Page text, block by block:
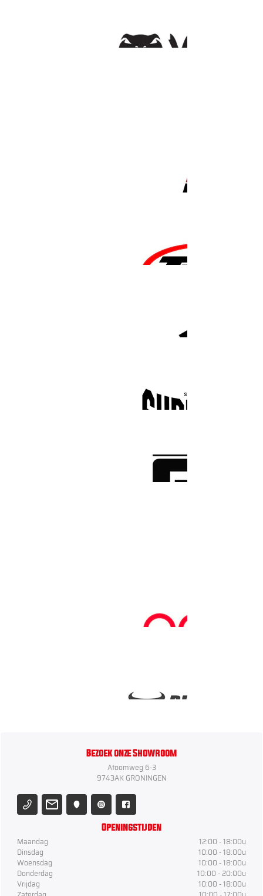
Bezoek onze Showroom
Atoomweg 6-3
9743AK GRONINGEN
Openingstijden
Maandag
12:00 - 18:00u
Dinsdag
10:00 - 18:00u
Woensdag
10:00 - 18:00u
Donderdag
10:00 - 20:00u
Vrijdag
10:00 - 18:00u